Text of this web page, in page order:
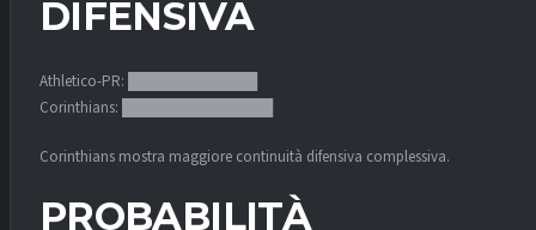
DIFENSIVA
Athletico-PR: ████████████
Corinthians: ██████████████
Corinthians mostra maggiore continuità difensiva complessiva.
PROBABILITÀ